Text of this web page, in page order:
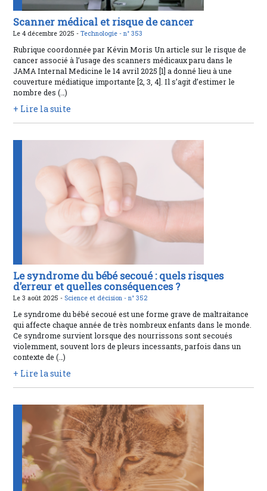
Scanner médical et risque de cancer
Le 4 décembre 2025 -Technologie -n° 353
Rubrique coordonnée par Kévin Moris Un article sur le risque de
cancer associé à l’usage des scanners médicaux paru dans le
JAMA Internal Medicine le 14 avril 2025 [1] a donné lieu à une
couverture médiatique importante [2, 3, 4]. Il s’agit d’estimer le
nombre des (…)
+ Lire la suite
Le syndrome du bébé secoué : quels risques
d’erreur et quelles conséquences ?
Le 3 août 2025 - Science et décision -n° 352
Le syndrome du bébé secoué est une forme grave de maltraitance
qui affecte chaque année de très nombreux enfants dans le monde.
Ce syndrome survient lorsque des nourrissons sont secoués
violemment, souvent lors de pleurs incessants, parfois dans un
contexte de (…)
+ Lire la suite